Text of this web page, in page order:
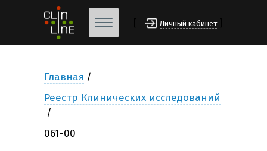
Личный кабинет
Главная
Реестр Клинических исследований
061-00